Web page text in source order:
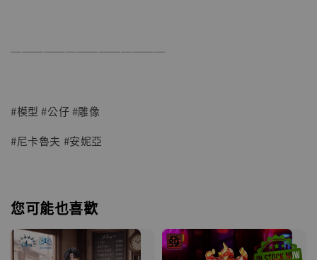
──────────────
#模型 #公仔 #雕像
#尼卡魯夫 #安妮亞
您可能也喜歡